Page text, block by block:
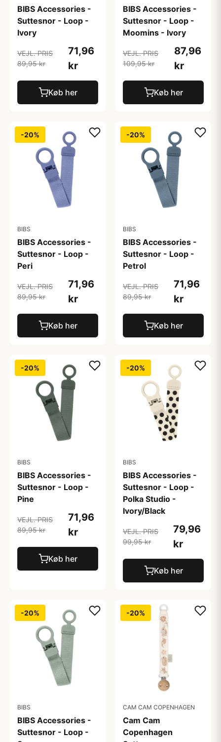
BIBS Accessories -
Suttesnor - Loop -
Ivory
VEJL. PRIS
89,95 kr
71,96
kr
Køb her
BIBS Accessories -
Suttesnor - Loop -
Moomins - Ivory
VEJL. PRIS
109,95 kr
87,96
kr
Køb her
-20%
BIBS
BIBS Accessories -
Suttesnor - Loop -
Peri
VEJL. PRIS
89,95 kr
71,96
kr
Køb her
-20%
BIBS
BIBS Accessories -
Suttesnor - Loop -
Petrol
VEJL. PRIS
89,95 kr
71,96
kr
Køb her
-20%
BIBS
BIBS Accessories -
Suttesnor - Loop -
Pine
VEJL. PRIS
89,95 kr
71,96
kr
Køb her
-20%
BIBS
BIBS Accessories -
Suttesnor - Loop -
Polka Studio -
Ivory/Black
VEJL. PRIS
99,95 kr
79,96
kr
Køb her
-20%
BIBS
BIBS Accessories -
Suttesnor - Loop -
-20%
CAM CAM COPENHAGEN
Cam Cam
Copenhagen